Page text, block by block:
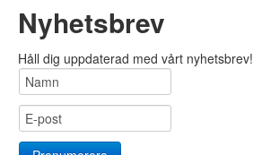
Nyhetsbrev
Håll dig uppdaterad med vårt nyhetsbrev!